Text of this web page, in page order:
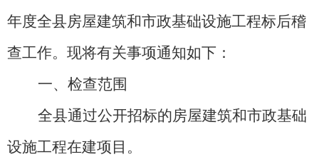
年度全县房屋建筑和市政基础设施工程标后稽
查工作。现将有关事项通知如下：
一、 检查范围
全县通过公开招标的房屋建筑和市政基础
设施工程在建项目。